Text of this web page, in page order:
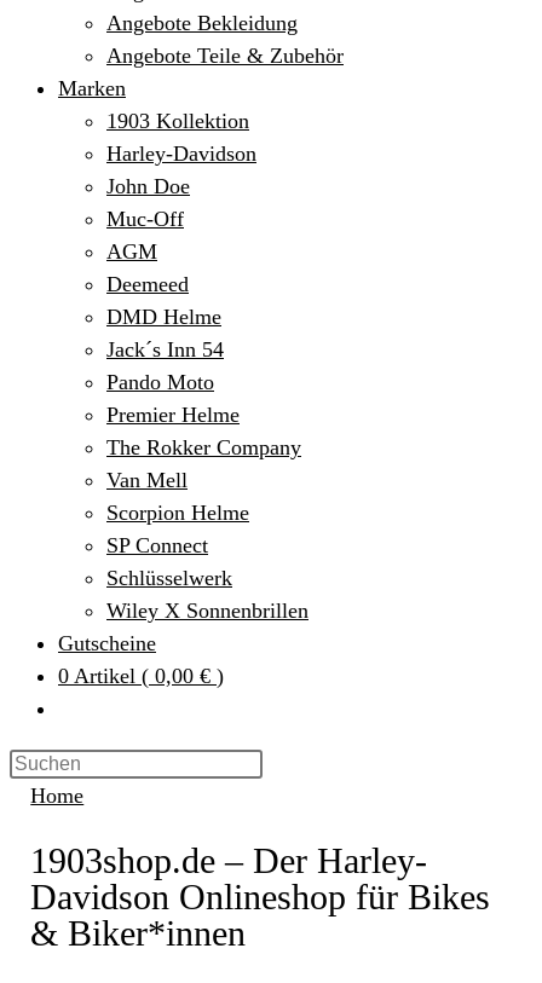
Angebote Bekleidung
Angebote Teile & Zubehör
Marken
1903 Kollektion
Harley-Davidson
John Doe
Muc-Off
AGM
Deemeed
DMD Helme
Jack´s Inn 54
Pando Moto
Premier Helme
The Rokker Company
Van Mell
Scorpion Helme
SP Connect
Schlüsselwerk
Wiley X Sonnenbrillen
Gutscheine
0 Artikel ( 0,00 € )
Home
1903shop.de – Der Harley-
Davidson Onlineshop für Bikes
& Biker*innen